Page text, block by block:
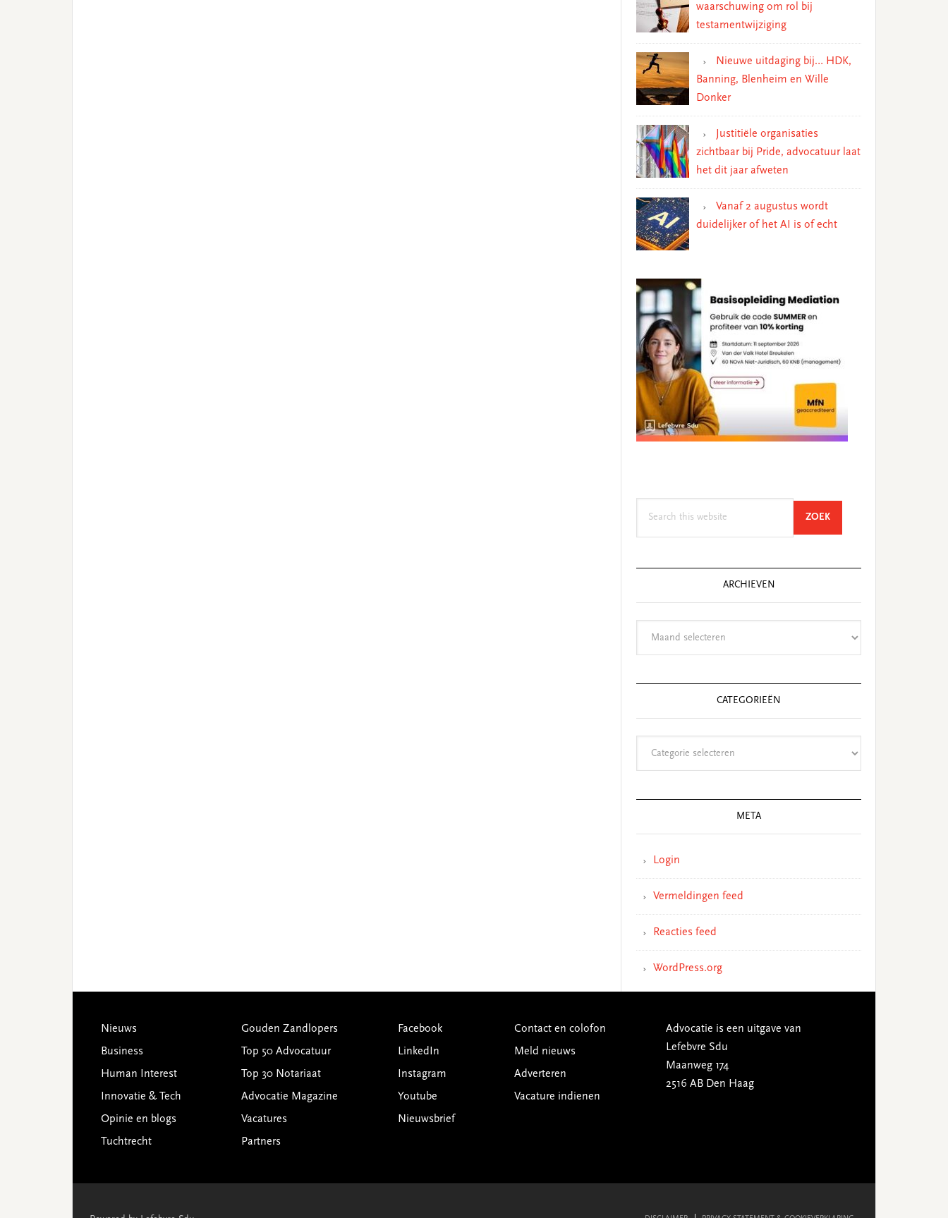
waarschuwing om rol bij
testamentwijziging
Nieuwe uitdaging bij… HDK,
Banning, Blenheim en Wille
Donker
Justitiële organisaties
zichtbaar bij Pride, advocatuur laat
het dit jaar afweten
Vanaf 2 augustus wordt
duidelijker of het AI is of echt
ZOEKSEARCH
ARCHIEVEN
CATEGORIEËN
META
Login
Vermeldingen feed
Reacties feed
WordPress.org
Footer
Nieuws
Business
Human Interest
Innovatie & Tech
Opinie en blogs
Tuchtrecht
Gouden Zandlopers
Top 50 Advocatuur
Top 30 Notariaat
Advocatie Magazine
Vacatures
Partners
Facebook
LinkedIn
Instagram
Youtube
Nieuwsbrief
Contact en colofon
Meld nieuws
Adverteren
Vacature indienen
Advocatie is een uitgave van
Lefebvre Sdu
Maanweg 174
2516 AB Den Haag